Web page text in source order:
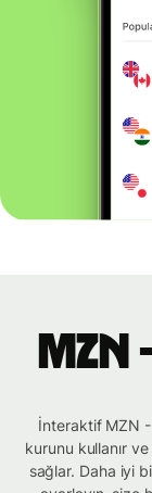
İnteraktif MZN
kurunu kullanır
sağlar. Daha iyi